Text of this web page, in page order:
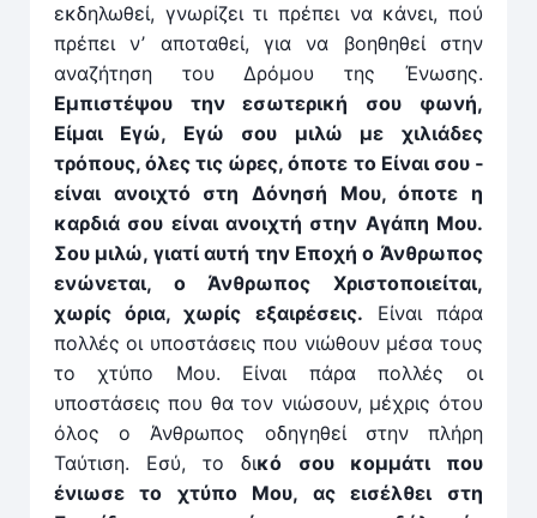
εκδηλωθεί, γνωρίζει τι πρέπει να κάνει, πού
πρέπει ν’ αποταθεί, για να βοηθηθεί στην
αναζήτηση του Δρόμου της Ένωσης.
Εμπιστέψου την εσωτερική σου φωνή,
Είμαι Εγώ, Εγώ σου μιλώ με χιλιάδες
τρόπους, όλες τις ώρες, όποτε το ­Είναι σου ­
είναι ανοιχτό στη Δόνησή Μου, όποτε η
καρδιά σου είναι ανοιχτή στην Αγάπη Μου.
Σου μιλώ, γιατί αυτή την Εποχή ο Άνθρωπος
ενώνεται, ο Άνθρωπος Χριστοποιείται,
χωρίς όρια, χωρίς εξαιρέσεις. Είναι πάρα
πολλές οι υποστάσεις που νιώθουν μέσα τους
το χτύπο Μου. Είναι πάρα πολλές οι
υποστάσεις που θα τον νιώσουν, μέχρις ότου
όλος ο Άνθρωπος οδηγηθεί στην πλήρη
Ταύτιση. Εσύ, το δικό σου κομμάτι που
ένιωσε το χτύπο Μου, ας εισέλθει στη